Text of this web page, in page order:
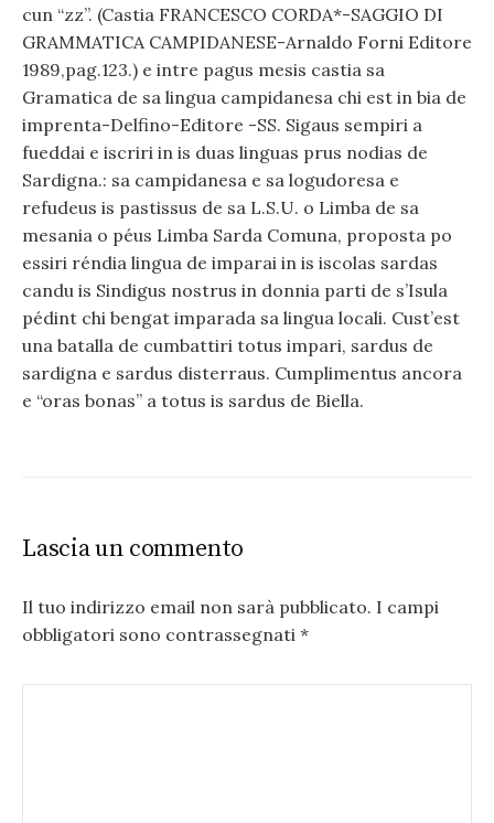
cun “zz”. (Castia FRANCESCO CORDA*-SAGGIO DI
GRAMMATICA CAMPIDANESE-Arnaldo Forni Editore
1989,pag.123.) e intre pagus mesis castia sa
Gramatica de sa lingua campidanesa chi est in bia de
imprenta-Delfino-Editore -SS. Sigaus sempiri a
fueddai e iscriri in is duas linguas prus nodias de
Sardigna.: sa campidanesa e sa logudoresa e
refudeus is pastissus de sa L.S.U. o Limba de sa
mesania o péus Limba Sarda Comuna, proposta po
essiri réndia lingua de imparai in is iscolas sardas
candu is Sindigus nostrus in donnia parti de s’Isula
pédint chi bengat imparada sa lingua locali. Cust’est
una batalla de cumbattiri totus impari, sardus de
sardigna e sardus disterraus. Cumplimentus ancora
e “oras bonas” a totus is sardus de Biella.
Lascia un commento
Il tuo indirizzo email non sarà pubblicato. I campi
obbligatori sono contrassegnati *